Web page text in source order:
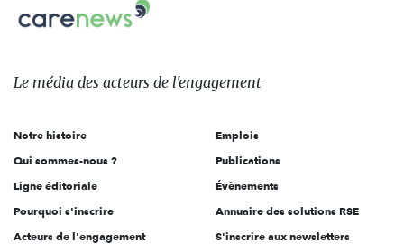
sur:
Carenews,
Le
des
l'engagement
Le média des acteurs de l'engagement
Notre histoire
Qui sommes-nous ?
Ligne éditoriale
Pourquoi s'inscrire
Acteurs de l'engagement
Emplois
Publications
Évènements
Annuaire des solutions RSE
S'inscrire aux newsletters